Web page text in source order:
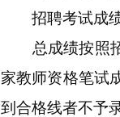
招聘考试成绩
总成绩按照招
家教师资格笔试
到合格线者不予